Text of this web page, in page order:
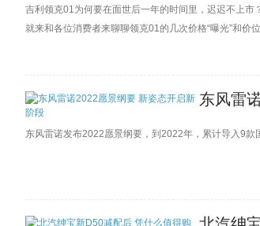
吉利领克01为何要在面世后一年的时间里，迟迟不上
就来和各位消费者来聊聊领克01的几次价格“曝光”和价位
东风雷
东风雷诺发布2022愿景纲要，到2022年，累计导入9款